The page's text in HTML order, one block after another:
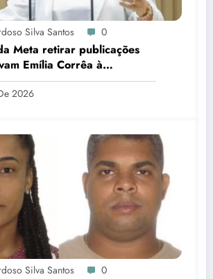
Silva Santos 0
Meta retirar publicações
Emília Corrêa à
responsáveis
2026
Silva Santos 0